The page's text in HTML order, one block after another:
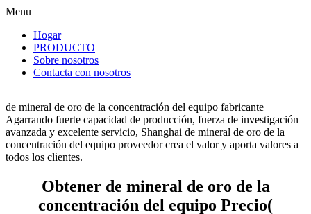
Menu
Hogar
PRODUCTO
Sobre nosotros
Contacta con nosotros
de mineral de oro de la concentración del equipo fabricante
Agarrando fuerte capacidad de producción, fuerza de investigación
avanzada y excelente servicio, Shanghai de mineral de oro de la
concentración del equipo proveedor crea el valor y aporta valores a
todos los clientes.
Obtener de mineral de oro de la
concentración del equipo Precio(